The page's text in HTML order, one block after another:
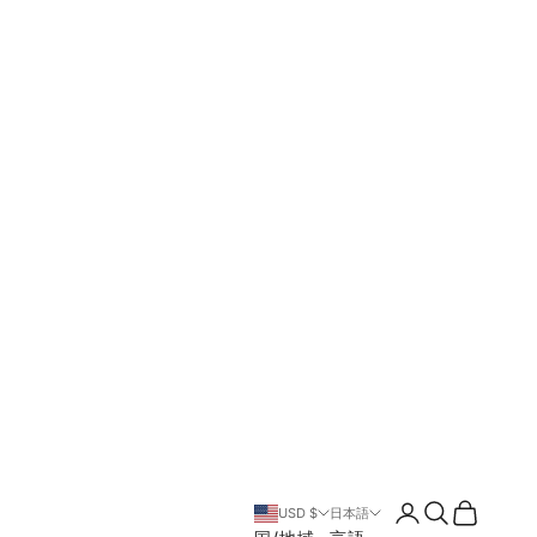
USD $ 日本語 ログイン
検索カート